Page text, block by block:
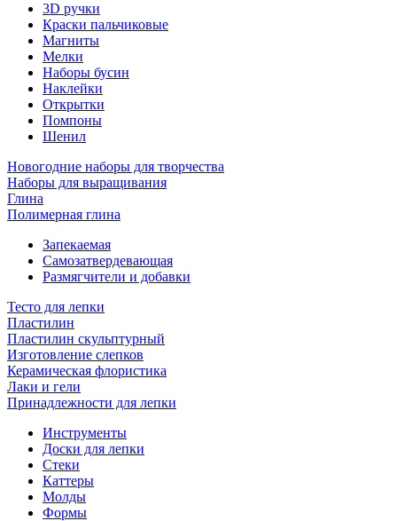
3D ручки
Краски пальчиковые
Магниты
Мелки
Наборы бусин
Наклейки
Открытки
Помпоны
Шенил
Новогодние наборы для творчества
Наборы для выращивания
Глина
Полимерная глина
Запекаемая
Самозатвердевающая
Размягчители и добавки
Тесто для лепки
Пластилин
Пластилин скульптурный
Изготовление слепков
Керамическая флористика
Лаки и гели
Принадлежности для лепки
Инструменты
Доски для лепки
Стеки
Каттеры
Молды
Формы